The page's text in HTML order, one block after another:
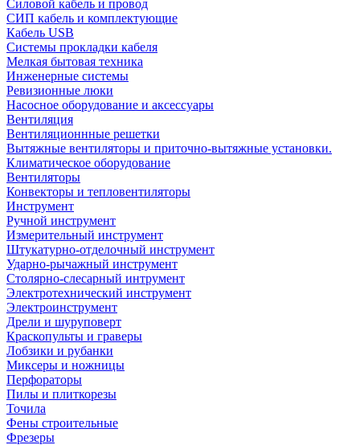
Силовой кабель и провод
СИП кабель и комплектующие
Кабель USB
Системы прокладки кабеля
Мелкая бытовая техника
Инженерные системы
Ревизионные люки
Насосное оборудование и аксессуары
Вентиляция
Вентиляционнные решетки
Вытяжные вентиляторы и приточно-вытяжные установки.
Климатическое оборудование
Вентиляторы
Конвекторы и тепловентиляторы
Инструмент
Ручной инструмент
Измерительный инструмент
Штукатурно-отделочный инструмент
Ударно-рычажный инструмент
Столярно-слесарный интрумент
Электротехнический инструмент
Электроинструмент
Дрели и шуруповерт
Краскопульты и граверы
Лобзики и рубанки
Миксеры и ножницы
Перфораторы
Пилы и плиткорезы
Точила
Фены строительные
Фрезеры